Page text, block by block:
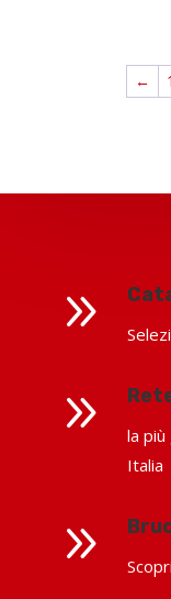
← 1
9
9
la
Italia
9